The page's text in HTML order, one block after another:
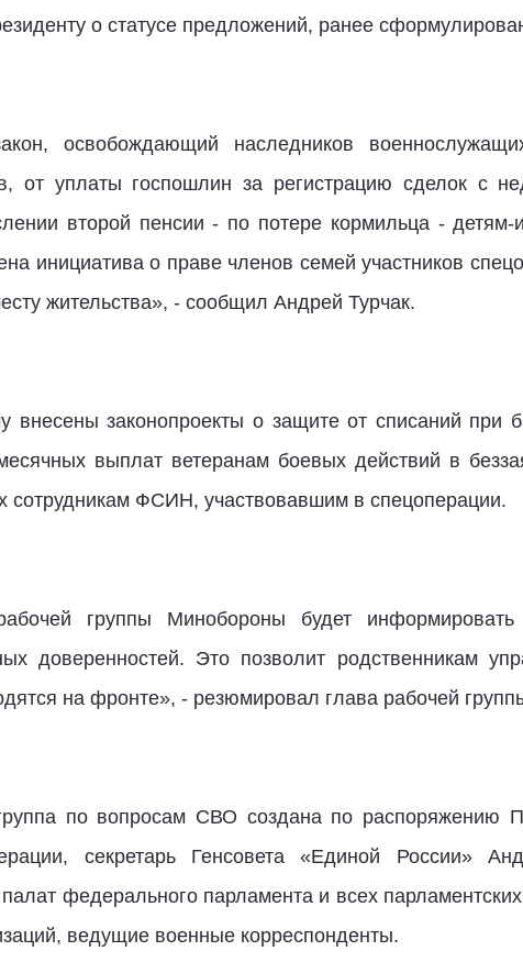
о статусе предложений, ранее
освобождающий наследников
от уплаты госпошлин за регистрацию сделок с
второй пенсии - по потере кормильца -
инициатива о праве членов семей участников
жительства», - сообщил Андрей Турчак.
внесены законопроекты о защите от списаний при
выплат ветеранам боевых действий в
сотрудникам ФСИН, участвовавшим в спецоперации.
группы Минобороны будет
доверенностей. Это позволит родственникам
на фронте», - резюмировал глава рабочей
по вопросам СВО создана по распоряжению
секретарь Генсовета «Единой России»
федерального парламента и всех
ведущие военные корреспонденты.